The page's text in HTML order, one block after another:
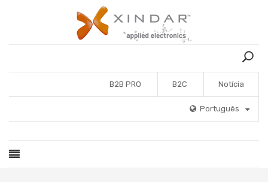
B2B PRO B2C Notícia
Português